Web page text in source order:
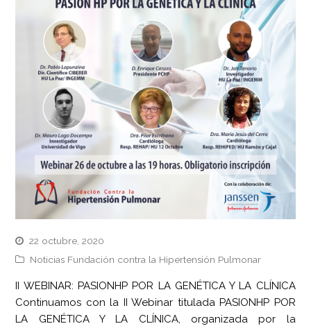
22 octubre, 2020
Noticias Fundación contra la Hipertensión Pulmonar
II WEBINAR: PASIONHP POR LA GENÉTICA Y LA CLÍNICA
Continuamos con la II Webinar titulada PASIONHP POR
LA GENÉTICA Y LA CLÍNICA, organizada por la